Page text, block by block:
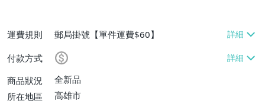
運費規則
郵局掛號【單件運費$60】
付款方式
商品狀況
全新品
所在地區
高雄市